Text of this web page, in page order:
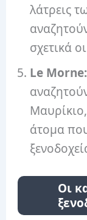
λάτρεις
σχετικά
Le Morne:
άτομα
Οι